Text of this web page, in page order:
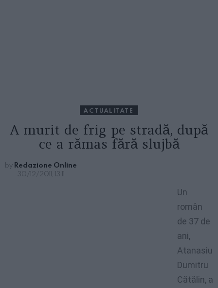
ACTUALITATE
A murit de frig pe stradă, după
ce a rămas fără slujbă
by Redazione Online
30/12/2011, 13:11
Un
român
de 37 de
ani,
Atanasiu
Dumitru
Cătălin, a